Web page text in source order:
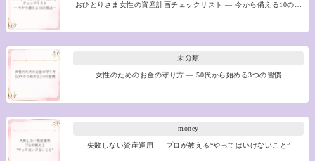
おひとりさま女性の資産計画チェックリスト ― 今から備える10の…
未分類
女性のためのお金の守り方 ― 50代から始める3つの習慣
money
失敗しない資産運用 ― プロが教える“やってはいけないこと”